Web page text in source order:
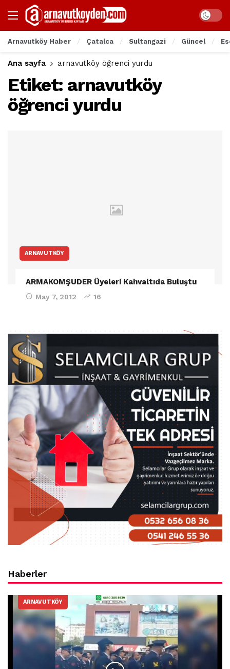
Arnavutköy Haber Çatalca Sultangazi Güncel
Ana sayfa arnavutköy öğrenci yurdu
Etiket: arnavutköy
öğrenci yurdu
ARNAVUTKÖY
ARMAKOMŞUDER Üyeleri Kahvaltıda Buluştu
May 7, 2012 16
Haberler
ARNAVUTKÖY